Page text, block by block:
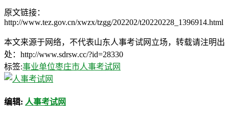
原文链接：
http://www.tez.gov.cn/xwzx/tzgg/202202/t20220228_1396914.html
本文来源于网络，不代表山东人事考试网立场，转载请注明出
处：http://www.sdrsw.cc/?id=28330
标签:事业单位枣庄市人事考试网
编辑: 人事考试网